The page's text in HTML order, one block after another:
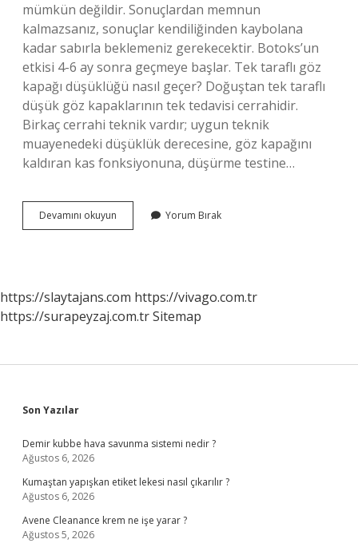
mümkün değildir. Sonuçlardan memnun
kalmazsanız, sonuçlar kendiliğinden kaybolana
kadar sabırla beklemeniz gerekecektir. Botoks’un
etkisi 4-6 ay sonra geçmeye başlar. Tek taraflı göz
kapağı düşüklüğü nasıl geçer? Doğuştan tek taraflı
düşük göz kapaklarının tek tedavisi cerrahidir.
Birkaç cerrahi teknik vardır; uygun teknik
muayenedeki düşüklük derecesine, göz kapağını
kaldıran kas fonksiyonuna, düşürme testine…
Devamını okuyun
Sonrası
Zaman
Geçer
Yorum Bırak
https://slaytajans.com https://vivago.com.tr
https://surapeyzaj.com.trSitemap
Sidebar
Son Yazılar
Demir kubbe hava savunma sistemi nedir ?
Ağustos 6, 2026
Kumaştan yapışkan etiket lekesi nasıl çıkarılır ?
Ağustos 6, 2026
Avene Cleanance krem ne işe yarar ?
Ağustos 5, 2026